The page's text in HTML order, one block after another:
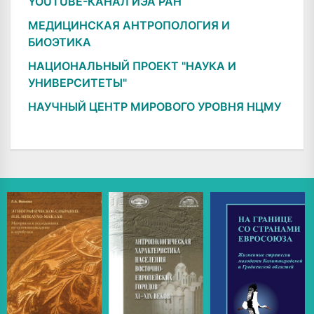
МЕДИЦИНСКАЯ АНТРОПОЛОГИЯ И
БИОЭТИКА
НАЦИОНАЛЬНЫЙ ПРОЕКТ "НАУКА И
УНИВЕРСИТЕТЫ"
НАУЧНЫЙ ЦЕНТР МИРОВОГО УРОВНЯ НЦМУ